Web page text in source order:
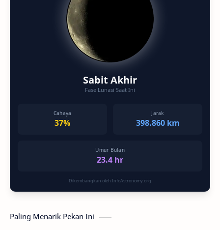
Sabit Akhir
Fase Lunasi Saat Ini
Cahaya
37%
Jarak
398.860 km
Umur Bulan
23.4 hr
Dikembangkan oleh InfoAstronomy.org
Paling Menarik Pekan Ini